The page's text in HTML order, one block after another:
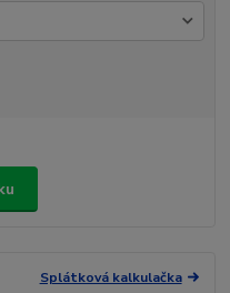
Splátková kalkulačka